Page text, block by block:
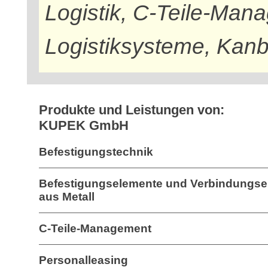
Logistik, C-Teile-
Logistiksysteme,
Produkte und Leistungen von:
KUPEK GmbH
Befestigungstechnik
Befestigungselemente und
aus Metall
C-Teile-Management
Personalleasing